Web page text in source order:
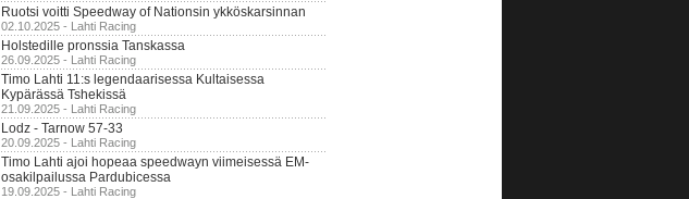
Ruotsi voitti Speedway of Nationsin ykköskarsinnan
02.10.2025 - Lahti Racing
Holstedille pronssia Tanskassa
26.09.2025 - Lahti Racing
Timo Lahti 11:s legendaarisessa Kultaisessa
Kypärässä Tshekissä
21.09.2025 - Lahti Racing
Lodz - Tarnow 57-33
20.09.2025 - Lahti Racing
Timo Lahti ajoi hopeaa speedwayn viimeisessä EM-
osakilpailussa Pardubicessa
19.09.2025 - Lahti Racing